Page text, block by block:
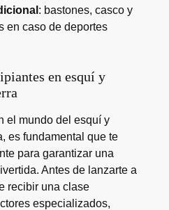
: bastones, casco y
en caso de deportes
en esquí y
el mundo del esquí y
es fundamental que te
para garantizar una
Antes de lanzarte a
recibir una clase
especializados,